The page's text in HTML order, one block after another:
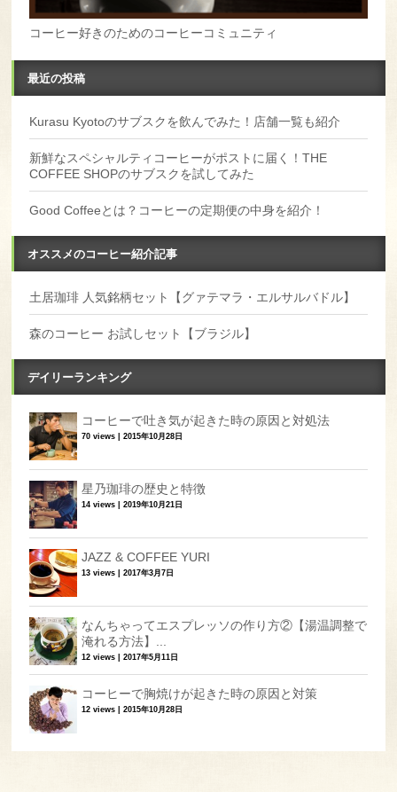
コーヒー好きのためのコーヒーコミュニティ
最近の投稿
Kurasu Kyotoのサブスクを飲んでみた！店舗一覧も紹介
新鮮なスペシャルティコーヒーがポストに届く！THE
COFFEE SHOPのサブスクを試してみた
Good Coffeeとは？コーヒーの定期便の中身を紹介！
オススメのコーヒー紹介記事
土居珈琲 人気銘柄セット【グァテマラ・エルサルバドル】
森のコーヒー お試しセット【ブラジル】
デイリーランキング
コーヒーで吐き気が起きた時の原因と対処法
70 views |2015年10月28日
星乃珈琲の歴史と特徴
14 views |2019年10月21日
JAZZ & COFFEE YURI
13 views |2017年3月7日
なんちゃってエスプレッソの作り方②【湯温調整で
淹れる方法】...
12 views |2017年5月11日
コーヒーで胸焼けが起きた時の原因と対策
12 views |2015年10月28日